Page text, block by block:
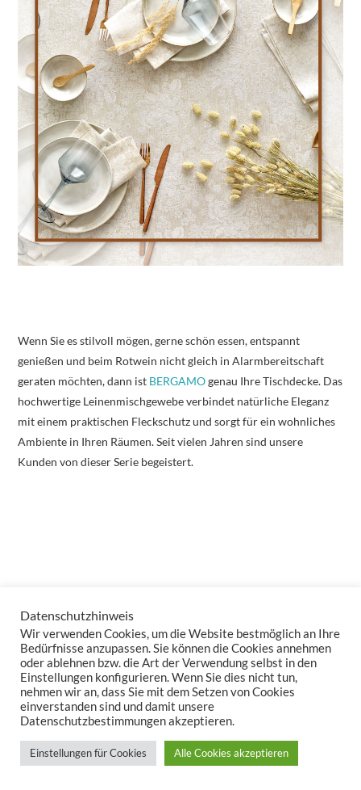
Wenn Sie es stilvoll mögen, gerne schön essen, entspannt
genießen und beim Rotwein nicht gleich in Alarmbereitschaft
geraten möchten, dann ist BERGAMOgenau Ihre Tischdecke. Das
hochwertige Leinenmischgewebe verbindet natürliche Eleganz
mit einem praktischen Fleckschutz und sorgt für ein wohnliches
Ambiente in Ihren Räumen. Seit vielen Jahren sind unsere
Kunden von dieser Serie begeistert.
Datenschutzhinweis
Wir verwenden Cookies, um die Website bestmöglich an Ihre
Bedürfnisse anzupassen. Sie können die Cookies annehmen
oder ablehnen bzw. die Art der Verwendung selbst in den
Einstellungen konfigurieren. Wenn Sie dies nicht tun,
nehmen wir an, dass Sie mit dem Setzen von Cookies
einverstanden sind und damit unsere
Datenschutzbestimmungen akzeptieren.
Einstellungen für Cookies Alle Cookies akzeptieren